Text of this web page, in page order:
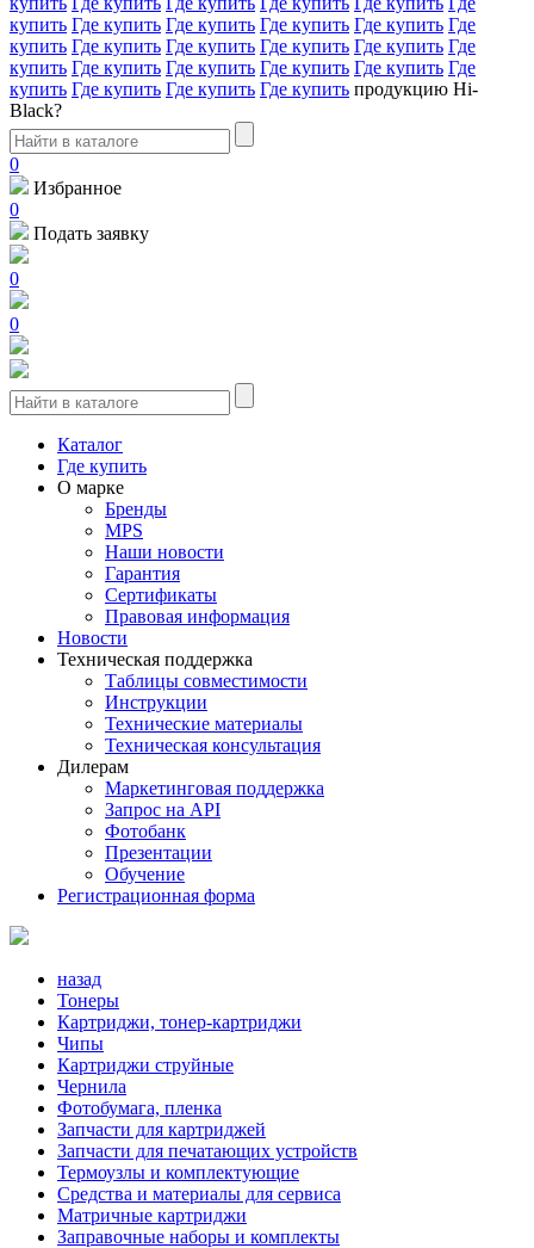
купить Где купить Где купить Где купить Где купить Где
купить Где купить Где купить Где купить Где купить Где
купить Где купить Где купить Где купить Где купить Где
купить Где купить Где купить Где купить продукцию Hi-
Black?
0
Избранное
0
Подать заявку
0
0
Каталог
Где купить
О марке
Бренды
MPS
Наши новости
Гарантия
Сертификаты
Правовая информация
Новости
Техническая поддержка
Таблицы совместимости
Инструкции
Технические материалы
Техническая консультация
Дилерам
Маркетинговая поддержка
Запрос на API
Фотобанк
Презентации
Обучение
Регистрационная форма
назад
Тонеры
Картриджи, тонер-картриджи
Чипы
Картриджи струйные
Чернила
Фотобумага, пленка
Запчасти для картриджей
Запчасти для печатающих устройств
Термоузлы и комплектующие
Средства и материалы для сервиса
Матричные картриджи
Заправочные наборы и комплекты